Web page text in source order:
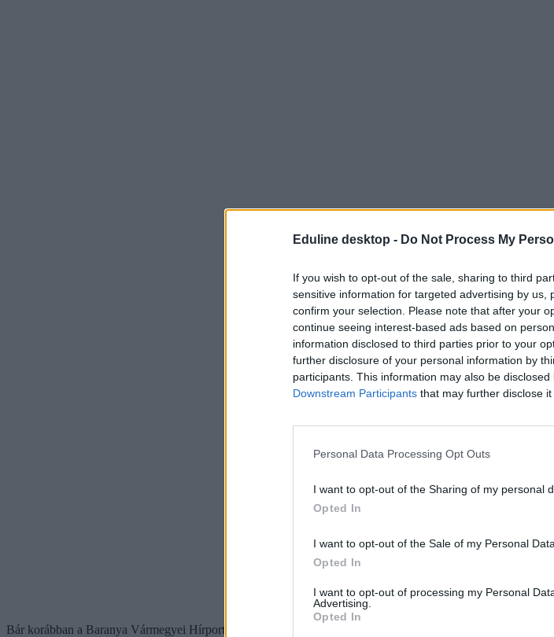
Eduline desktop - Do Not Process My
If you wish to opt-out of the sale, sharing to third
sensitive information for targeted advertising by us,
confirm your selection. Please note that after your
continue seeing interest-based ads based on
information disclosed to third parties prior to your
further disclosure of your personal information by
participants. This information may also be
Downstream Participants that may further disclose
Personal Data Processing Opt Outs
I want to opt-out of the Sharing of my personal
Opted In
I want to opt-out of the Sale of my Personal Data.
Opted In
I want to opt-out of processing my Personal
Advertising.
Opted In
Bár korábban a Baranya Vármegyei Hírportál , hogy a bölcsőde 2025. január elseján nyit, Hadházy